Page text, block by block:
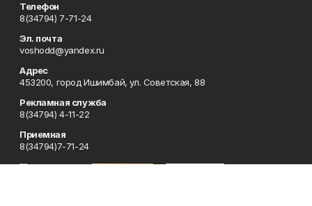
Телефон
8(34794) 7-71-24
Эл. почта
voshodd@yandex.ru
Адрес
453200, город Ишимбай, ул. Советская, 88
Рекламная служба
8(34794) 4-11-22
Приемная
8(34794)7-71-24